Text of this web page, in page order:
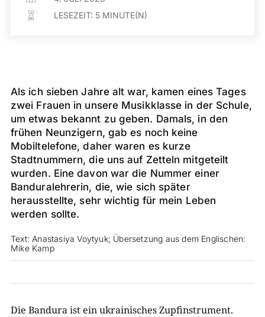
 LESEZEIT: 5 MINUTE(N)
Als ich sieben Jahre alt war, kamen eines Tages
zwei Frauen in unsere Musikklasse in der Schule,
um etwas bekannt zu geben. Damals, in den
frühen Neunzigern, gab es noch keine
Mobiltelefone, daher waren es kurze
Stadtnummern, die uns auf Zetteln mitgeteilt
wurden. Eine davon war die Nummer einer
Banduralehrerin, die, wie sich später
herausstellte, sehr wichtig für mein Leben
werden sollte.
Text: Anastasiya Voytyuk; Übersetzung aus dem Englischen:
Mike Kamp
Die Bandura ist ein ukrainisches Zupfinstrument.